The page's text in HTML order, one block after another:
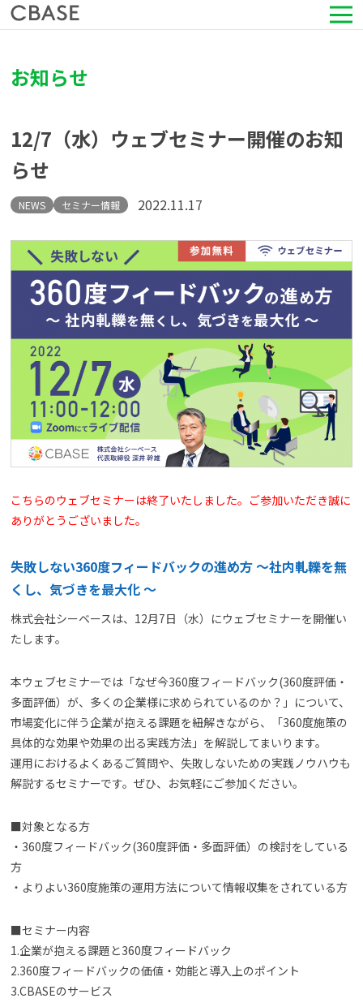
導入事例
セミナー情報
HRコラム
お知らせ
会社情報
よくある質問
資料請求(無料) お見積もり依頼
お知らせ
12/7（水）ウェブセミナー開催のお知
らせ
NEWS セミナー情報 2022.11.17
こちらのウェブセミナーは終了いたしました。ご参加いただき誠に
ありがとうございました。
失敗しない360度フィードバックの進め方 ～社内軋轢を無
くし、気づきを最大化 ～
株式会社シーベースは、12月7日（水）にウェブセミナーを開催い
たします。
本ウェブセミナーでは「なぜ今360度フィードバック(360度評価・
多面評価）が、多くの企業様に求められているのか？」について、
市場変化に伴う企業が抱える課題を紐解きながら、「360度施策の
具体的な効果や効果の出る実践方法」を解説してまいります。
運用におけるよくあるご質問や、失敗しないための実践ノウハウも
解説するセミナーです。ぜひ、お気軽にご参加ください。
■対象となる方
・360度フィードバック(360度評価・多面評価）の検討をしている
方
・よりよい360度施策の運用方法について情報収集をされている方
■セミナー内容
1.企業が抱える課題と360度フィードバック
2.360度フィードバックの価値・効能と導入上のポイント
3.CBASEのサービス